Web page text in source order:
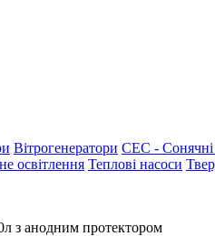
Вітрогенератори СЕС - Сонячні
освітлення Теплові насоси
з анодним протектором